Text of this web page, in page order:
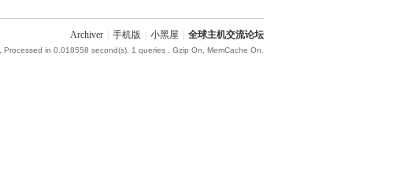
Archiver 手机版 小黑屋 全球主机交流论坛
, Processed in 0.018558 second(s), 1 queries , Gzip On, MemCache On.